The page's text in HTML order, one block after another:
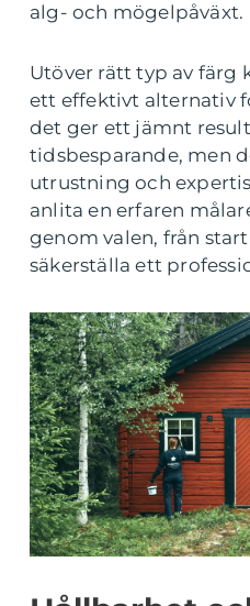
alg- och mögelpåväxt.
Utöver rätt typ av färg
ett effektivt alternativ
det ger ett jämnt
tidsbesparande, men
utrustning och
anlita en erfaren
genom valen, från
säkerställa ett